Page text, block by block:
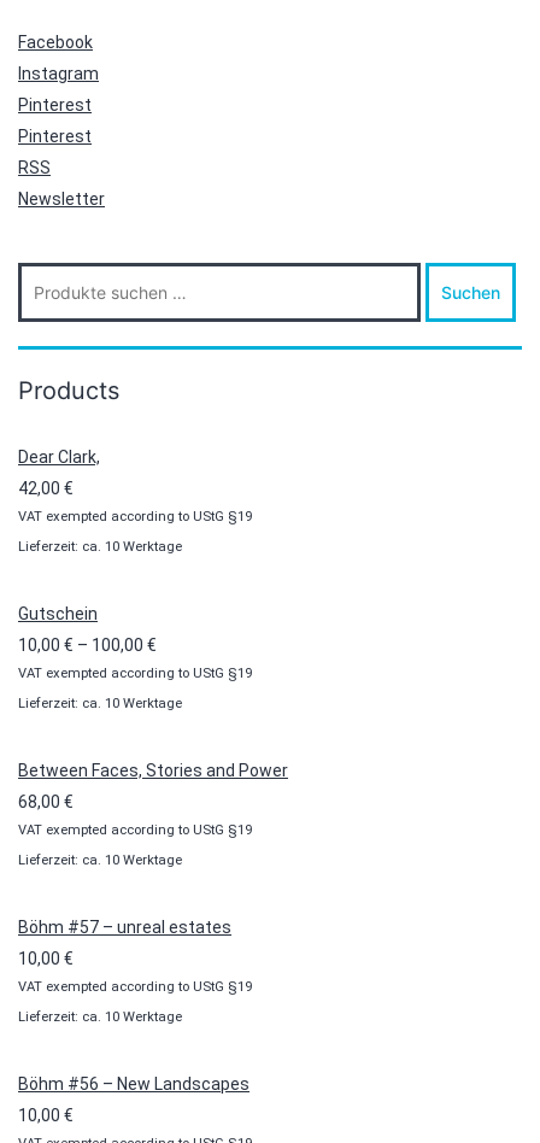
Facebook
Instagram
Pinterest
Pinterest
RSS
Newsletter
Suche
nach:
Suchen
Products
Dear Clark,
42,00 €
VAT exempted according to UStG §19
Lieferzeit: ca. 10 Werktage
Gutschein
10,00 € – 100,00 €
10,00 €
bis
VAT exempted according to UStG §19
Lieferzeit: ca. 10 Werktage
Between Faces, Stories and Power
68,00 €
VAT exempted according to UStG §19
Lieferzeit: ca. 10 Werktage
Böhm #57 – unreal estates
10,00 €
VAT exempted according to UStG §19
Lieferzeit: ca. 10 Werktage
Böhm #56 – New Landscapes
10,00 €